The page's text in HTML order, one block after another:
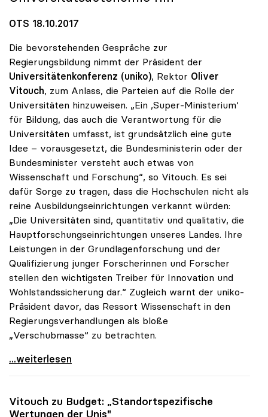
OTS 18.10.2017
Die bevorstehenden Gespräche zur
Regierungsbildung nimmt der Präsident der
Universitätenkonferenz (uniko), Rektor Oliver
Vitouch, zum Anlass, die Parteien auf die Rolle der
Universitäten hinzuweisen. „Ein ‚Super-Ministerium‘
für Bildung, das auch die Verantwortung für die
Universitäten umfasst, ist grundsätzlich eine gute
Idee – vorausgesetzt, die Bundesministerin oder der
Bundesminister versteht auch etwas von
Wissenschaft und Forschung“, so Vitouch. Es sei
dafür Sorge zu tragen, dass die Hochschulen nicht als
reine Ausbildungseinrichtungen verkannt würden:
„Die Universitäten sind, quantitativ und qualitativ, die
Hauptforschungseinrichtungen unseres Landes. Ihre
Leistungen in der Grundlagenforschung und der
Qualifizierung junger Forscherinnen und Forscher
stellen den wichtigsten Treiber für Innovation und
Wohlstandssicherung dar.“ Zugleich warnt der uniko-
Präsident davor, das Ressort Wissenschaft in den
Regierungsverhandlungen als bloße
„Verschubmasse“ zu betrachten.
uniko-Präsident: „Wissenschaft ist keine
...weiterlesen
Vitouch zu Budget: „Standortspezifische
Wertungen der Unis"